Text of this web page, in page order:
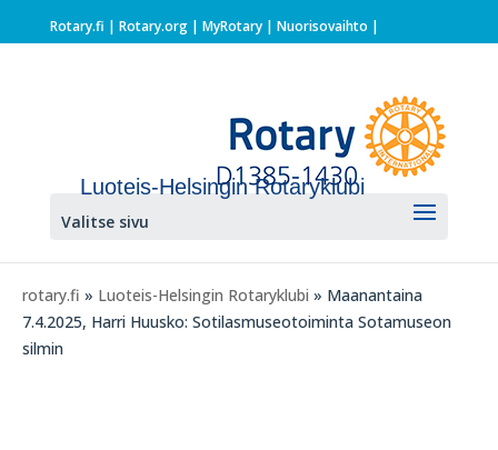
Rotary.fi | Rotary.org| MyRotary | Nuorisovaihto |
Luoteis-Helsingin Rotaryklubi
Valitse sivu
rotary.fi » Luoteis-Helsingin Rotaryklubi » Maanantaina
7.4.2025, Harri Huusko: Sotilasmuseotoiminta Sotamuseon
silmin